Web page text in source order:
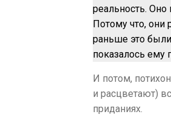
реальность.
Потому что, они
раньше это были
показалось ему
И потом,
и расцветают)
приданиях.